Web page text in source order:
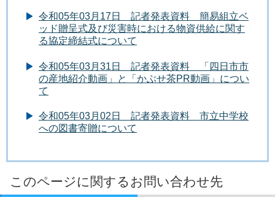
令和05年03月17日 記者発表資料 簡易組立ベ
ッド贈呈式及び災害時における物資供給に関す
る協定締結式について
令和05年03月31日 記者発表資料 「四日市市
の産地紹介動画」と「かぶせ茶PR動画」につい
て
令和05年03月02日 記者発表資料 市立中学校
への図書寄贈について
このページに関するお問い合わせ先